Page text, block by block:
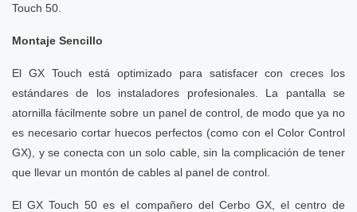
Touch 50.
Montaje Sencillo
El GX Touch está optimizado para satisfacer con creces los
estándares de los instaladores profesionales. La pantalla se
atornilla fácilmente sobre un panel de control, de modo que ya no
es necesario cortar huecos perfectos (como con el Color Control
GX), y se conecta con un solo cable, sin la complicación de tener
que llevar un montón de cables al panel de control.
El GX Touch 50 es el compañero del Cerbo GX, el centro de